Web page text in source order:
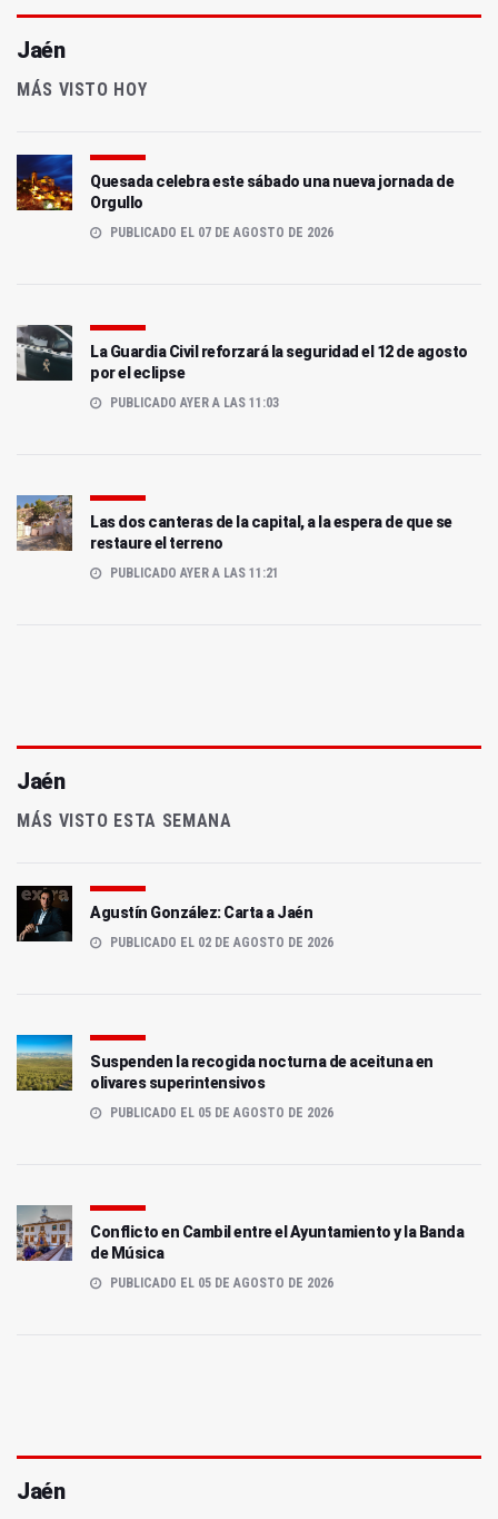
Jaén
MÁS VISTO HOY
Quesada celebra este sábado una nueva jornada de
Orgullo
PUBLICADO EL 07 DE AGOSTO DE 2026
La Guardia Civil reforzará la seguridad el 12 de agosto
por el eclipse
PUBLICADO AYER A LAS 11:03
Las dos canteras de la capital, a la espera de que se
restaure el terreno
PUBLICADO AYER A LAS 11:21
Jaén
MÁS VISTO ESTA SEMANA
Agustín González: Carta a Jaén
PUBLICADO EL 02 DE AGOSTO DE 2026
Suspenden la recogida nocturna de aceituna en
olivares superintensivos
PUBLICADO EL 05 DE AGOSTO DE 2026
Conflicto en Cambil entre el Ayuntamiento y la Banda
de Música
PUBLICADO EL 05 DE AGOSTO DE 2026
Jaén